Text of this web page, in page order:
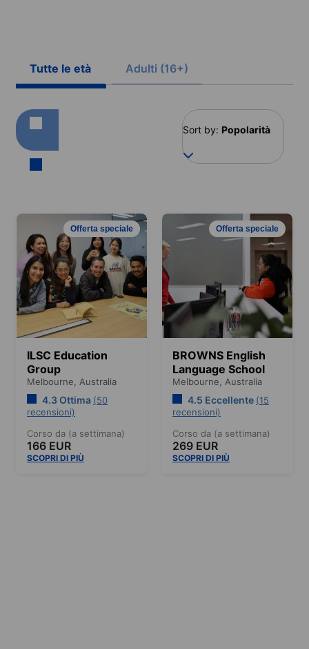
Tutte le età Adulti (16+)
Sort by: Popolarità
Offerta speciale
ILSC Education
Group
Melbourne, Australia
4.3 Ottima (50
recensioni)
Corso da (a settimana)
166 EUR
SCOPRI DI PIÙ
Offerta speciale
BROWNS English
Language School
Melbourne, Australia
4.5 Eccellente (15
recensioni)
Corso da (a settimana)
269 EUR
SCOPRI DI PIÙ